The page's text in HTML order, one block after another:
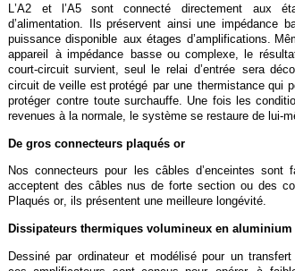
L’A2 et l’A5 sont connecté directement aux
d’alimentation.
Ils préservent ainsi une impédance
puissance disponible aux étages d’amplifications.
appareil
à impédance basse ou complexe, le
court-circuit survient, seul le relai d’entrée sera
circuit de veille est protégé par une thermistance qui
protéger contre toute surchauffe. Une fois les
revenues à la normale, le système se restaure de lui-
De gros connecteurs plaqués or
Nos connecteurs pour les câbles d’enceintes sont
acceptent des câbles nus de forte section ou des
Plaqués or, ils présentent une meilleure longévité.
Dissipateurs thermiques volumineux en aluminium
Dessiné par ordinateur et modélisé pour un transfert